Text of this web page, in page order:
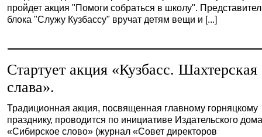
пройдет акция "Помоги собраться в школу".
блока "Служу Кузбассу" вручат детям вещи и [...]
Стартует акция «Кузбасс. Шахтерская
слава».
Традиционная акция, посвященная главному горняцкому
празднику, проводится по инициативе Издательского
«Сибирское слово» (журнал «Совет директоров